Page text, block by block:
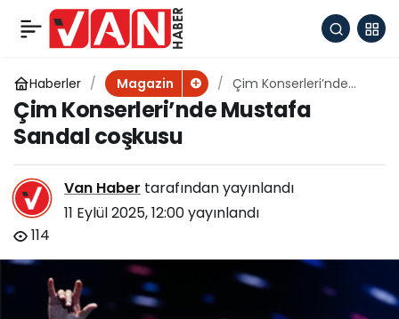
Haberler Magazin
Çim Konserleri’nde
Mustafa Sandal
coşkusu
Çim Konserleri’nde Mustafa
Sandal coşkusu
Van Haber tarafından yayınlandı
11 Eylül 2025, 12:00yayınlandı
114
İrem Derici’den
sahnelere güçlü
dönüş: Söke’de alkış
yağmuru
Paylaş